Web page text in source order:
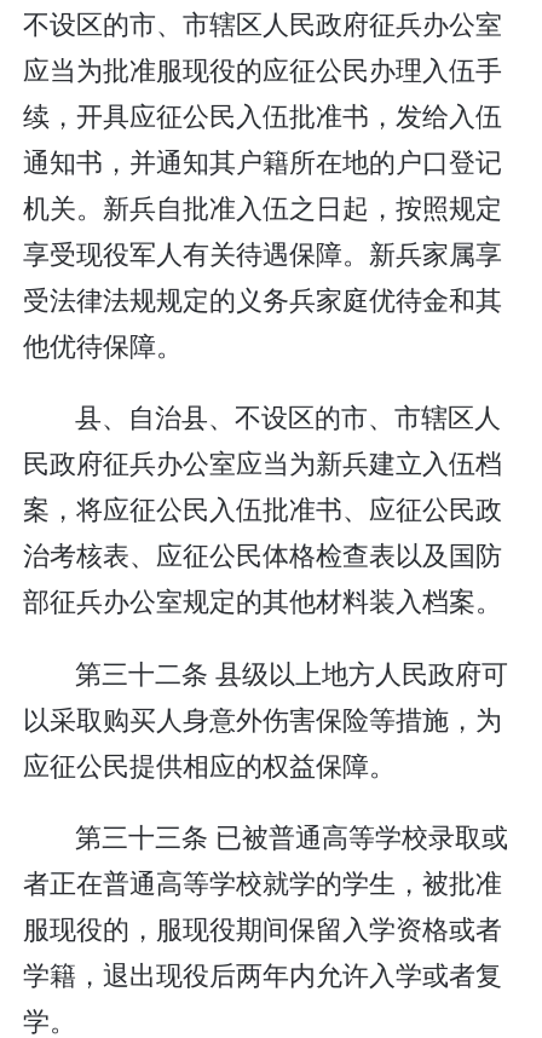
不设区的市、市辖区人民政府征兵办公室
应当为批准服现役的应征公民办理入伍手
续，开具应征公民入伍批准书，发给入伍
通知书，并通知其户籍所在地的户口登记
机关。新兵自批准入伍之日起，按照规定
享受现役军人有关待遇保障。新兵家属享
受法律法规规定的义务兵家庭优待金和其
他优待保障。
县、自治县、不设区的市、市辖区人
民政府征兵办公室应当为新兵建立入伍档
案，将应征公民入伍批准书、应征公民政
治考核表、应征公民体格检查表以及国防
部征兵办公室规定的其他材料装入档案。
第三十二条 县级以上地方人民政府可
以采取购买人身意外伤害保险等措施，为
应征公民提供相应的权益保障。
第三十三条 已被普通高等学校录取或
者正在普通高等学校就学的学生，被批准
服现役的，服现役期间保留入学资格或者
学籍，退出现役后两年内允许入学或者复
学。